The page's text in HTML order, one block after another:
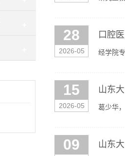
28
2026-05
口腔
经学院
15
2026-05
山东
葛少华
09 山东